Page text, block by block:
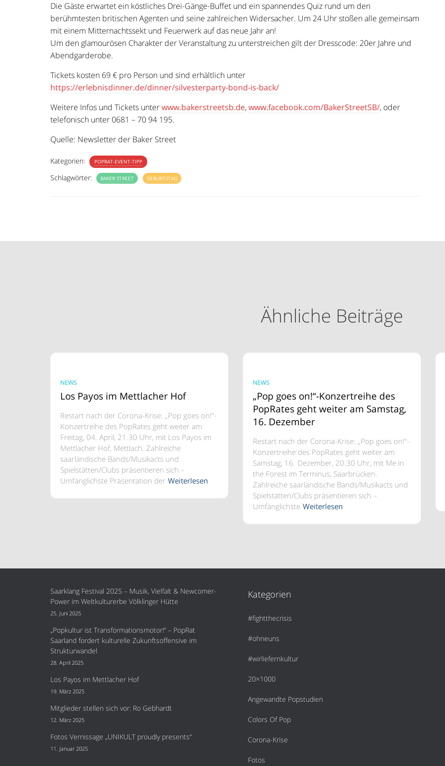
Die Gäste erwartet ein köstliches Drei-Gänge-Buffet und ein spannendes Quiz rund um den
berühmtesten britischen Agenten und seine zahlreichen Widersacher. Um 24 Uhr stoßen alle gemeinsam
mit einem Mitternachtssekt und Feuerwerk auf das neue Jahr an!
Um den glamourösen Charakter der Veranstaltung zu unterstreichen gilt der Dresscode: 20er Jahre und
Abendgarderobe.
Tickets kosten 69 € pro Person und sind erhältlich unter
https://erlebnisdinner.de/dinner/silvesterparty-bond-is-back/
Weitere Infos und Tickets unterwww.bakerstreetsb.de,www.facebook.com/BakerStreetSB/, oder
telefonisch unter 0681 – 70 94 195.
Quelle: Newsletter der Baker Street
Kategorien: POPRAT-EVENT-TIPP
Schlagwörter: BAKER STREET GEBURTSTAG
Ähnliche Beiträge
NEWS
Los Payos im Mettlacher Hof
Restart nach der Corona-Krise: „Pop goes on!“-
Konzertreihe des PopRates geht weiter am
Freitag, 04. April, 21.30 Uhr, mit Los Payos im
Mettlacher Hof, Mettlach. Zahlreiche
saarländische Bands/Musikacts und
Spielstätten/Clubs präsentieren sich –
Umfänglichste Präsentation der Weiterlesen
NEWS
„Pop goes on!“-Konzertreihe des
PopRates geht weiter am Samstag,
16. Dezember
Restart nach der Corona-Krise: „Pop goes on!“-
Konzertreihe des PopRates geht weiter am
Samstag, 16. Dezember, 20.30 Uhr, mit Me in
the Forest im Terminus, Saarbrücken.
Zahlreiche saarländische Bands/Musikacts und
Spielstätten/Clubs präsentieren sich –
Umfänglichste Weiterlesen
Saarklang Festival 2025 – Musik, Vielfalt & Newcomer-
Power im Weltkulturerbe Völklinger Hütte
25. Juni 2025
„Popkultur ist Transformationsmotor!“ – PopRat
Saarland fordert kulturelle Zukunftsoffensive im
Strukturwandel
28. April 2025
Los Payos im Mettlacher Hof
19. März 2025
Mitglieder stellen sich vor: Ro Gebhardt
12. März 2025
Fotos Vernissage „UNIKULT proudly presents“
11. Januar 2025
Kategorien
#fightthecrisis
#ohneuns
#wirliefernkultur
20×1000
Angewandte Popstudien
Colors Of Pop
Corona-Krise
Fotos